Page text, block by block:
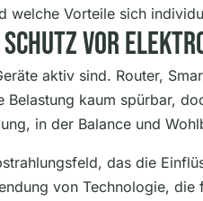
Vorteile sich
Vor
aktiv sind. Router,
Belastung kaum spürbar,
in der Balance und
das die
von Technologie,